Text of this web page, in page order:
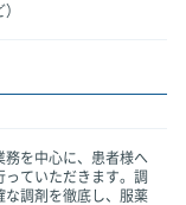
務を中心に、患者様へ
っていただきます。調
な調剤を徹底し、服薬